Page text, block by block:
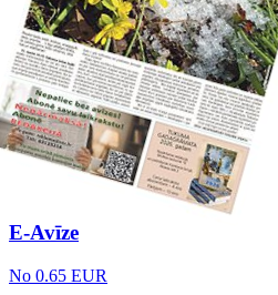
E-Avīze
No 0.65 EUR